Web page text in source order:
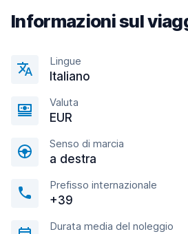
Informazioni sul
Lingue
Italiano
Valuta
EUR
Senso di marcia
a destra
Prefisso internazionale
+39
Durata media del noleggio